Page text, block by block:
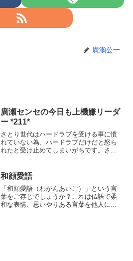
廣瀬公一
廣瀬センセの今日も上機嫌リーダ
ー *211*
さとり世代はハードラブを受ける事に慣
れていない為、ハードラブだけだと怒ら
れたと受け止めてしまいがちです。さと
とがポイントです。彼らは他人の気持ち
には敏感なので、愛情から...
和顔愛語
「和顔愛語（わがんあいご）」という言
葉をご存じでしょうか？これは仏語で柔
和な表情、思いやりある言葉を他人に施